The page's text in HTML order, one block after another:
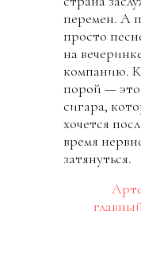
перемен. А
просто
на
компанию.
порой —
сигара,
хочется
время
затянуться.